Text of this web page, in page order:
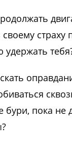
страху
удержать
пока не